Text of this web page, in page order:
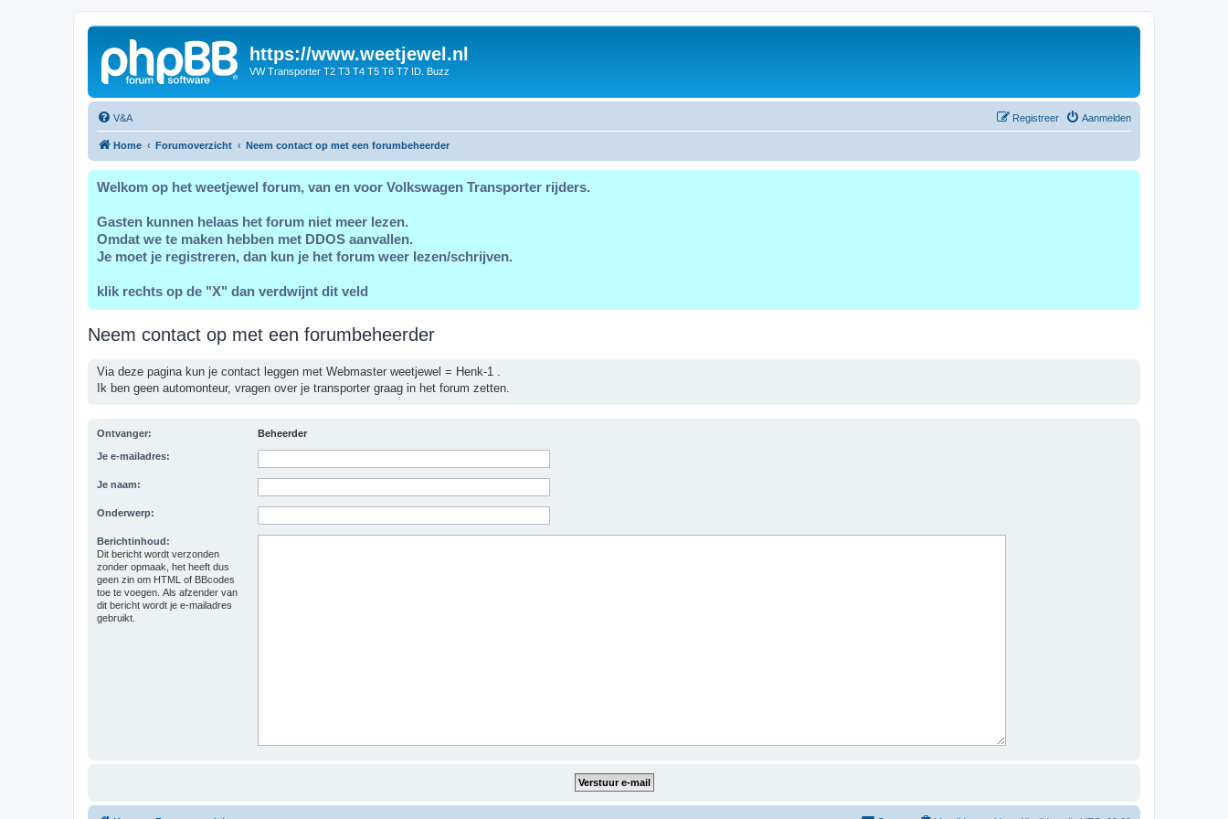
https://www.weetjewel.nl
VW Transporter T2 T3 T4 T5 T6 T7 ID. Buzz
V&A Aanmelden
Registreer
Home Forumoverzicht Neem contact op met een forumbeheerder
Welkom op het weetjewel forum, van en voor Volkswagen Transporter rijders.
Gasten kunnen helaas het forum niet meer lezen.
Omdat we te maken hebben met DDOS aanvallen.
Je moet je registreren, dan kun je het forum weer lezen/schrijven.
klik rechts op de "X" dan verdwijnt dit veld
Neem contact op met een forumbeheerder
Via deze pagina kun je contact leggen met Webmaster weetjewel = Henk-1 .
Ik ben geen automonteur, vragen over je transporter graag in het forum zetten.
Ontvanger: Beheerder
Je e-mailadres:
Je naam:
Onderwerp:
Berichtinhoud:
Dit bericht wordt verzonden
zonder opmaak, het heeft dus
geen zin om HTML of BBcodes
toe te voegen. Als afzender van
dit bericht wordt je e-mailadres
gebruikt.